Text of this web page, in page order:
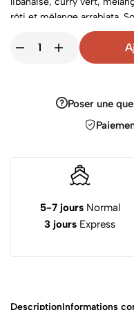
rôti et mélange arrabiata.
d'utilisation au dos du
Poser une
5-7 joursNormal
3 jours Express
DescriptionInformations